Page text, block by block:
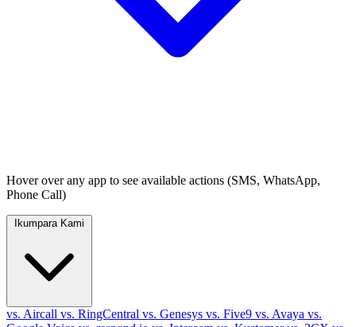
Hover over any app to see available actions (SMS, WhatsApp,
Phone Call)
vs. Aircall vs. RingCentral vs. Genesys vs. Five9 vs. Avaya vs.